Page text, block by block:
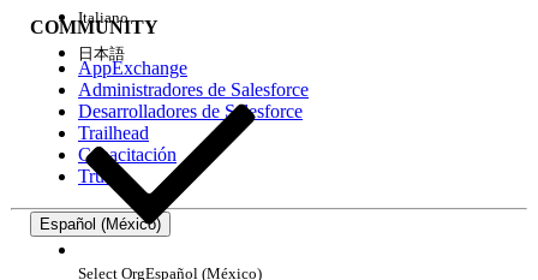
Experiencia
COMMUNITY
AppExchange
Administradores de Salesforce
Desarrolladores de Salesforce
Trailhead
Capacitación
Trust
Español (México)
Italiano
日本語
Select OrgEspañol (México)